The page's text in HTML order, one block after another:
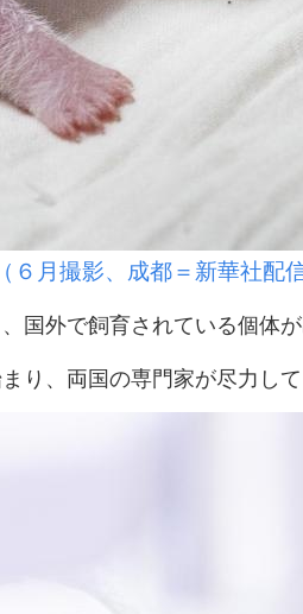
月撮影、成都＝新華社配信
外で飼育されている個体が
り、両国の専門家が尽力して